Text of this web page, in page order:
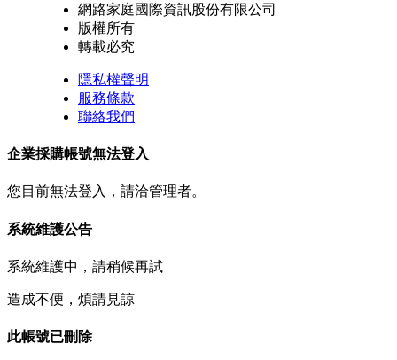
網路家庭國際資訊股份有限公司
版權所有
轉載必究
隱私權聲明
服務條款
聯絡我們
企業採購帳號無法登入
您目前無法登入，請洽管理者。
系統維護公告
系統維護中，請稍候再試
造成不便，煩請見諒
此帳號已刪除